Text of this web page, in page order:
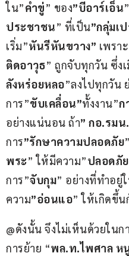
ใน”คำขู่” ของ”บีอาร์เอ็น
ประชาชน” ที่เป็น”กลุ่มเ
เริ่ม”หันรีหันขวาง” เพรา
ติดอาวุธ” ถูกจับทุกวัน ซึ่ง
ลังหร่อยหลอ”ลงไปทุกวัน
การ”ขับเคลื่อน”ทั้งงาน”ก
อย่างแน่นอน ถ้า” กอ.รม
การ”รักษาความปลอดภัย
พระ” ให้มีความ”ปลอดภั
การ”จับกุม” อย่างที่ทำอยู่
ความ”อ่อนแอ” ให้เกิดขึ้น
@ดังนั้น จึงไม่เห็นด้วยในก
การย้าย “พล.ท.ไพศาล ห